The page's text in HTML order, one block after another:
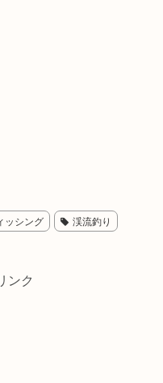
ッシング 渓流釣り
ンク